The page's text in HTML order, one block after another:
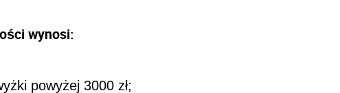
wynosi:
powyżej 3000 zł;